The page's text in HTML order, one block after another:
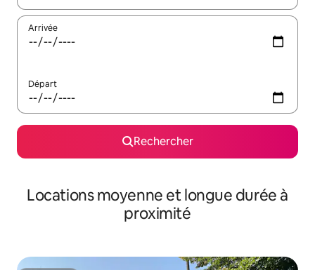
Arrivée
Départ
Rechercher
Locations moyenne et longue durée à
proximité